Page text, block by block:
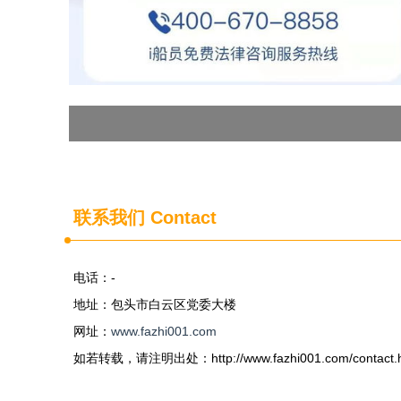
联系我们 Contact
电话：-
地址：包头市白云区党委大楼
网址： www.fazhi001.com
如若转载，请注明出处：http://www.fazhi001.com/